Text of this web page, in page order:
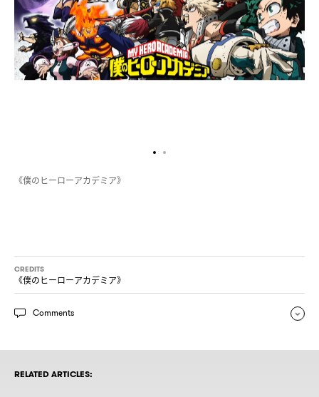
《僕のヒーローアカデミア》
CREDITS
《僕のヒーローアカデミア》
Comments
RELATED ARTICLES: